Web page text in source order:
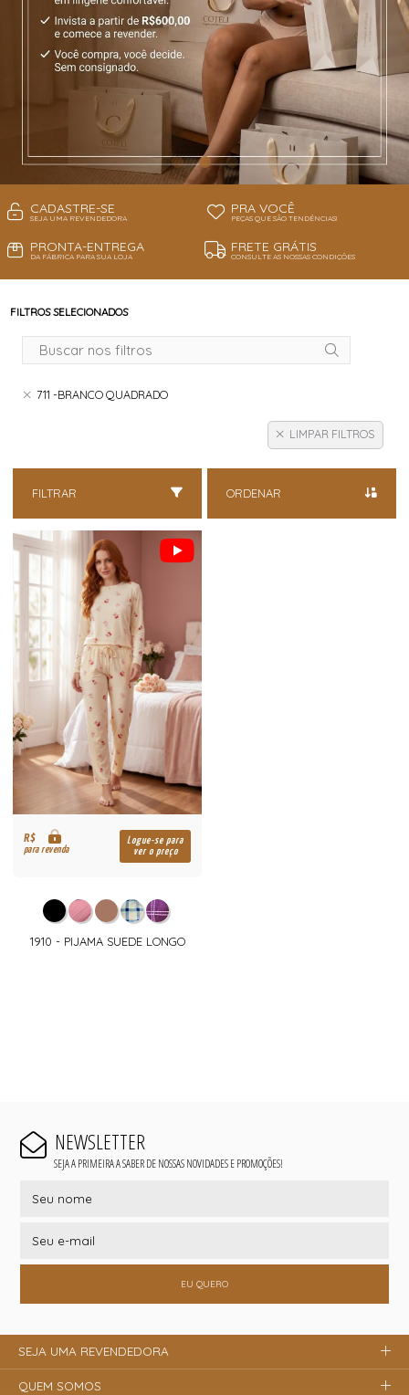
CADASTRE-SE
SEJA UMA REVENDEDORA
PRA VOCÊ
PEÇAS QUE SÃO TENDÊNCIAS!
PRONTA-ENTREGA
DA FÁBRICA PARA SUA LOJA
FRETE GRÁTIS
CONSULTE AS NOSSAS CONDIÇÕES
FILTROS SELECIONADOS
711 -BRANCO QUADRADO
LIMPAR FILTROS
FILTRAR ORDENAR
R$
para revenda
Logue-se para
ver o preço
1910 - PIJAMA SUEDE LONGO
NEWSLETTER
SEJA A PRIMEIRA A SABER DE NOSSAS NOVIDADES E PROMOÇÕES!
EU QUERO
SEJA UMA REVENDEDORA
QUEM SOMOS